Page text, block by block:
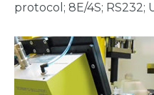
protocol; 8E/4S; RS232;